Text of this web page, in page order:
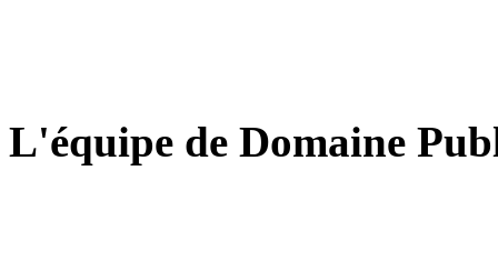
L'équipe de Domaine